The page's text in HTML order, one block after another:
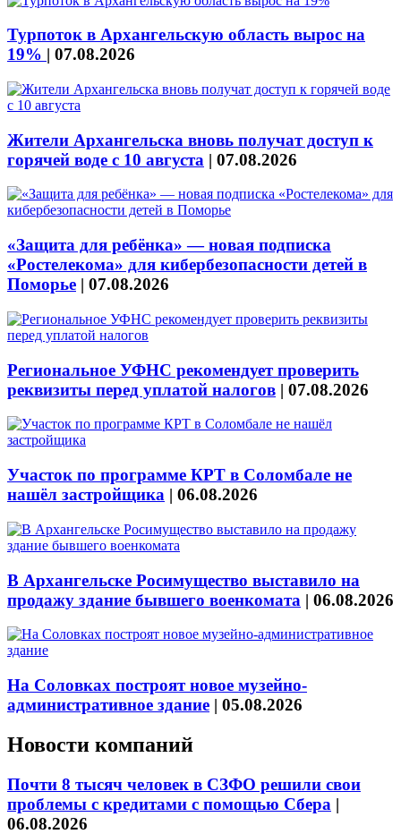
Турпоток в Архангельскую область вырос на
19% | 07.08.2026
Жители Архангельска вновь получат доступ к
горячей воде с 10 августа | 07.08.2026
«Защита для ребёнка» — новая подписка
«Ростелекома» для кибербезопасности детей в
Поморье | 07.08.2026
Региональное УФНС рекомендует проверить
реквизиты перед уплатой налогов | 07.08.2026
Участок по программе КРТ в Соломбале не
нашёл застройщика | 06.08.2026
В Архангельске Росимущество выставило на
продажу здание бывшего военкомата | 06.08.2026
На Соловках построят новое музейно-
административное здание | 05.08.2026
Новости компаний
Почти 8 тысяч человек в СЗФО решили свои
проблемы с кредитами с помощью Сбера |
06.08.2026